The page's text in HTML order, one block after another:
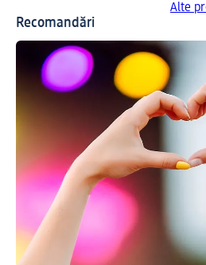
Alte
Recomandări